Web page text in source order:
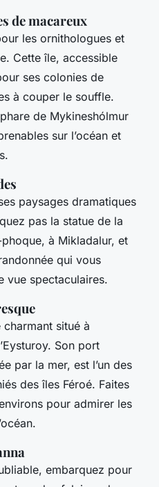
de macareux
les ornithologues et
Cette île, accessible
ses colonies de
à couper le souffle.
de Mykineshólmur
sur l’océan et
paysages dramatiques
pas la statue de la
à Mikladalur, et
qui vous
vue spectaculaires.
situé à
Son port
par la mer, est l’un des
des îles Féroé. Faites
pour admirer les
embarquez pour